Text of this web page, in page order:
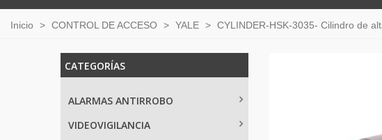
Inicio > CONTROL DE ACCESO > YALE > CYLINDER-HSK-3035- Cilindro de
CATEGORÍAS
ALARMAS ANTIRROBO
VIDEOVIGILANCIA